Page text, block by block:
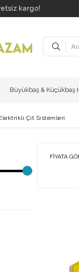
kargo!
Büyükbaş & Küçükbaş
Çit Sistemleri
FIYATA